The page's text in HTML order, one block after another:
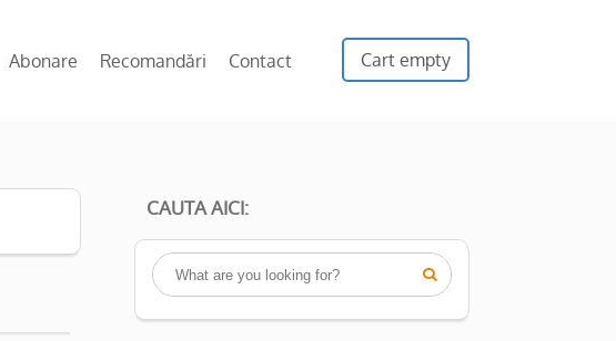
Cart empty
Abonare Recomandări Contact
CAUTA AICI:
